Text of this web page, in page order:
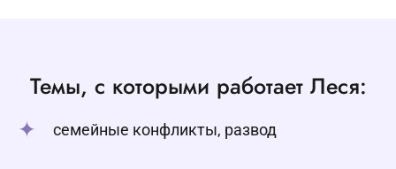
Темы, с которыми работает Леся:
семейные конфликты, развод